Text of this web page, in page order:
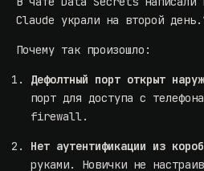
Claude украли на второй
Почему так произошло:
Дефолтный порт открыт
порт для доступа с
firewall.
Нет аутентификации из
руками. Новички не